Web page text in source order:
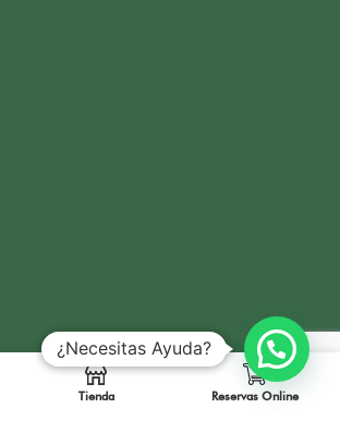
Diseñado por FMC Group
Tienda Reservas Online
¿Necesitas Ayuda?